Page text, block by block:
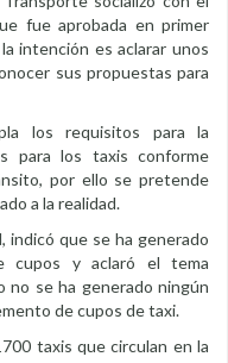
fue aprobada en primer
intención es aclarar unos
sus propuestas para
los requisitos para la
para los taxis conforme
por ello se pretende
a la realidad.
indicó que se ha generado
cupos y aclaró el tema
no se ha generado ningún
de cupos de taxi.
taxis que circulan en la